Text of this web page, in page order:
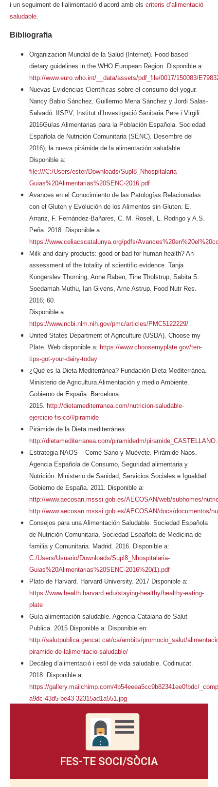
i un seguiment de l’alimentació d’acord amb els criteris d’alimentació
saludable.
Bibliografia
Organización Mundial de la Salud (Internet). Food based
dietary guidelines in the WHO European Region. Disponible a:
http://www.euro.who.int/__data/assets/pdf_file/0017/150083/
Nuevas Evidencias Científicas sobre el consumo del yogur.
Nancy Babio Sánchez, Guillermo Mena Sánchez y Jordi Salas-
Salvadó. IISPV, Institut d’Investigació Sanitaria Pere i Virgili.
2016Guías Alimentarias para la Población Española. Sociedad
Española de Nutrición Comunitaria (SENC). Desembre del
2016); la nueva pirámide de la alimentación saludable.
Disponible a:
file:///C:/Users/ester/Downloads/Supl8_Nhospitalaria-
Guias%20Alimentarias%20SENC-2016.pdf
Avances en el Conocimiento de las Patologías Relacionadas
con el Gluten y Evolución de los Alimentos sin Gluten. E.
Arranz, F. Fernández-Bañares, C. M. Rosell, L. Rodrigo y A.S.
Peña. 2018. Disponible a:
https://www.celiacscatalunya.org/pdfs/
Milk and dairy products: good or bad for human health? An
assessment of the totality of scientific evidence. Tanja
Kongerslev Thorning, Anne Raben, Tine Tholstrup, Sabita S.
Soedamah-Muthu, Ian Givens, Arne Astrup. Food Nutr Res.
2016; 60.
Disponible a:
https://www.ncbi.nlm.nih.gov/pmc/articles/PMC5122229/
United States Department of Agriculture (USDA). Choose my
Plate. Web disponible a: https://www.choosemyplate.gov/ten-
tips-got-your-dairy-today
¿Qué es la Dieta Mediterránea? Fundación Dieta Mediterránea.
Ministerio de Agricultura Alimentación y medio Ambiente.
Gobierno de España. Barcelona.
2015. http://dietamediterranea.com/nutricion-saludable-
ejercicio-fisico/#piramide
Pirámide de la Dieta mediterránea:
http://dietamediterranea.com/piramidedm/
Estrategia NAOS – Come Sano y Muévete. Pirámide Naos.
Agencia Española de Consumo, Seguridad alimentaria y
Nutrición. Ministerio de Sanidad, Servicios Sociales e Igualdad.
Gobierno de España. 2011. Disponible a:
http://www.aecosan.msssi.gob.es/AECOSAN/web/subhomes/
http://www.aecosan.msssi.gob.es/AECOSAN/docs/documentos/
Consejos para una Alimentación Saludable. Sociedad Española
de Nutrición Comunitaria. Sociedad Española de Medicina de
familia y Comunitaria. Madrid. 2016. Disponible a:
C:/Users/Usuario/Downloads/Supl8_Nhospitalaria-
Guias%20Alimentarias%20SENC-2016%20(1).pdf
Plato de Harvard. Harvard University. 2017 Disponible a:
https://www.health.harvard.edu/staying-healthy/healthy-eating-
plate
Guía alimentación saludable. Agencia Catalana de Salut
Publica. 2015 Disponible a: Disponible en:
http://salutpublica.gencat.cat/ca/ambits/promocio_salut/
piramide-de-lalimentacio-saludable/
Decàleg d’alimentació i estil de vida saludable. Codinucat.
2018. Disponible a:
https://gallery.mailchimp.com/4b54eeea5cc9b82341ee0fbdc/
a9dc-43d5-be43-32315ad1a551.jpg
FES-TE SOCI/SÒCIA